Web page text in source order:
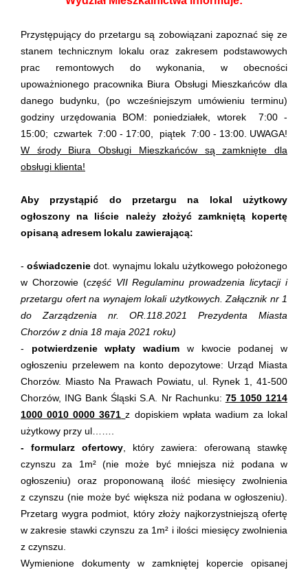
Przystępujący do przetargu są zobowiązani zapoznać się ze
stanem technicznym lokalu oraz zakresem podstawowych
prac remontowych do wykonania, w obecności
upoważnionego pracownika Biura Obsługi Mieszkańców dla
danego budynku, (po wcześniejszym umówieniu terminu)
godziny urzędowania BOM: poniedziałek, wtorek 7:00 -
15:00; czwartek 7:00 - 17:00, piątek 7:00 - 13:00. UWAGA!
W środy Biura Obsługi Mieszkańców są zamknięte dla
obsługi klienta!
Aby przystąpić do przetargu na lokal użytkowy
ogłoszony na liście należy złożyć zamkniętą kopertę
opisaną adresem lokalu zawierającą:
- oświadczenie dot. wynajmu lokalu użytkowego położonego
w Chorzowie (część VII Regulaminu prowadzenia licytacji i
przetargu ofert na wynajem lokali użytkowych. Załącznik nr 1
do Zarządzenia nr. OR. 118 .2021 Prezydenta Miasta
Chorzów z dnia 18 maja 2021 roku)
- potwierdzenie wpłaty wadium w kwocie podanej w
ogłoszeniu przelewem na konto depozytowe: Urząd Miasta
Chorzów. Miasto Na Prawach Powiatu, ul. Rynek 1, 41-500
Chorzów, ING Bank Śląski S.A. Nr Rachunku: 75 1050 1214
1000 0010 0000 3671 z dopiskiem wpłata wadium za lokal
użytkowy przy ul…….
- formularz ofertowy , który zawiera: oferowaną stawkę
czynszu za 1m² (nie może być mniejsza niż podana w
ogłoszeniu) oraz proponowaną ilość miesięcy zwolnienia
z czynszu (nie może być większa niż podana w ogłoszeniu).
Przetarg wygra podmiot, który złoży najkorzystniejszą ofertę
w zakresie stawki czynszu za 1m² i ilości miesięcy zwolnienia
z czynszu.
Wymienione dokumenty w zamkniętej kopercie opisanej